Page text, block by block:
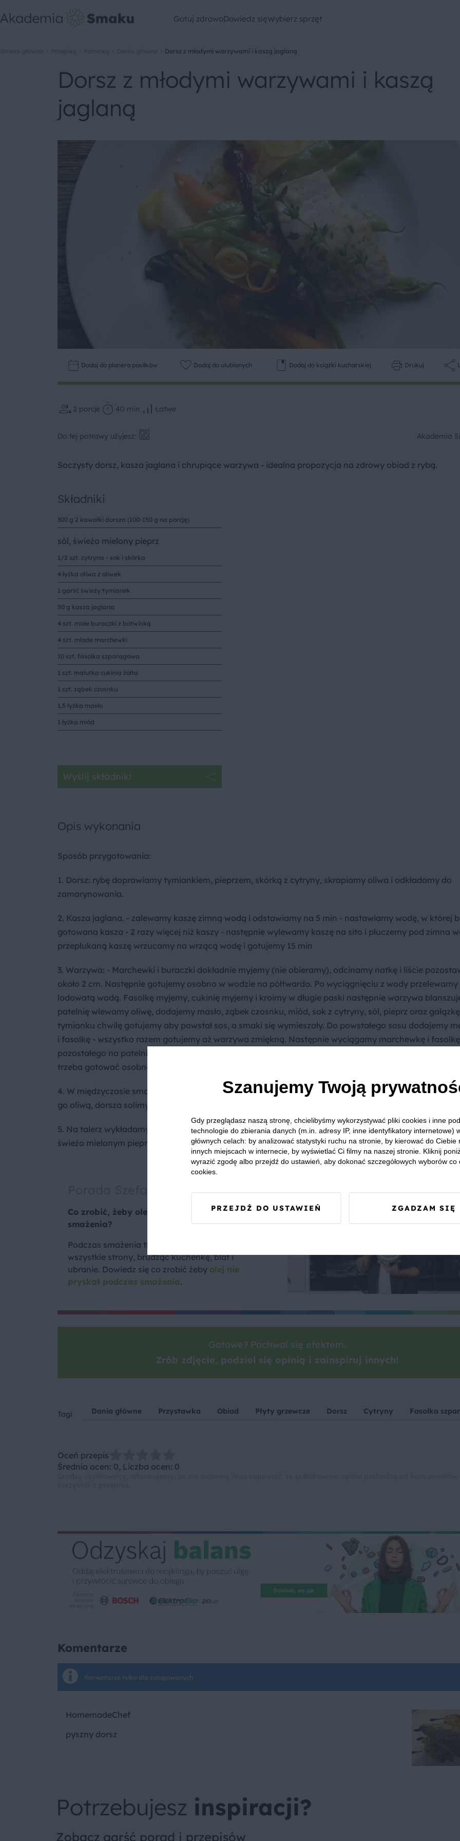
Gotuj zdrowoDowiedz sięWybierz sprzęt
Dorsz z młodymi warzywami i kaszą jaglaną
Dorsz z młodymi warzywami i kaszą
jaglaną
Dodaj do planera posiłków Dodaj do ulubionych Dodaj do książki kucharskiej Drukuj
2 porcje 40 min Łatwe
Do tej potrawy użyjesz: Akademia
Soczysty dorsz, kasza jaglana i chrupiące warzywa - idealna propozycja na zdrowy obiad z rybą.
Składniki
300 g 2 kawałki dorsza (100-150 g na porcję)
sól, świeżo mielony pieprz
1/2 szt. cytryna - sok i skórka
4 łyżka oliwa z oliwek
1 garść świeży tymianek
50 g kasza jaglana
4 szt. małe buraczki z botwinką
4 szt. młode marchewki
10 szt. fasolka szparagowa
1 szt. malutka cukinia żółta
1 szt. ząbek czosnku
1,5 łyżka masło
1 łyżka miód
Wyślij składniki
Opis wykonania
Sposób przygotowania:
1. Dorsz: rybę doprawiamy tymiankiem, pieprzem, skórką z cytryny, skrapiamy oliwa i odkładamy do
zamarynowania.
2. Kasza jaglana. - zalewamy kaszę zimną wodą i odstawiamy na 5 min - nastawiamy wodę, w której
gotowana kasza - 2 razy więcej niż kaszy - następnie wylewamy kaszę na sito i płuczemy pod zimna
przepłukaną kaszę wrzucamy na wrzącą wodę i gotujemy 15 min
3. Warzywa: - Marchewki i buraczki dokładnie myjemy (nie obieramy), odcinamy natkę i liście
około 2 cm. Następnie gotujemy osobno w wodzie na półtwardo. Po wyciągnięciu z wody przelewamy
lodowatą wodą. Fasolkę myjemy, cukinię myjemy i kroimy w długie paski następnie warzywa
patelnię wlewamy oliwę, dodajemy masło, ząbek czosnku, miód, sok z cytryny, sól, pieprz oraz gałązkę
tymianku chwilę gotujemy aby powstał sos, a smaki się wymieszały. Do powstałego sosu dodajemy
i fasolkę - wszystko razem gotujemy aż warzywa zmiękną. Następnie wyciągamy marchewkę i
pozostałego na patelni sosu wrzucamy podgotowane buraczki - gotujemy w sosie do miękkości
trzeba gotować osobno aby nie zafarbowały pozostałych warzyw).
4. W międzyczasie smażymy dorsza: na rozgrzaną patelnię układamy kawałek papieru do pieczenia
go oliwą, dorsza solimy i kładziemy na papierze, smażymy z obu stron po 2-3 min.
5. Na talerz wykładamy kaszę, układamy warzywa, dorsza, dekorujemy gałązką tymianku, listkami
świeżo mielonym pieprzem i skórką z cytryny. Smacznego!
Co zrobić, żeby olej nie pryskał podczas
smażenia?
Podczas smażenia tłuszcz często pryska na
wszystkie strony, brudząc kuchenkę, blat i
ubranie. Dowiedz się co zrobić żeby olej nie
pryskał podczas smażenia.
Gotowe? Pochwal się efektem.
Zrób zdjęcie, podziel się opinią i zainspiruj innych!
Tagi Dania główne Przystawka Obiad Płyty grzewcze Dorsz Cytryny Fasolka
Oceń przepis
Średnia ocen: 0, Liczba ocen: 0
Komentarze
Komentarze tylko dla zalogowanych
HomemadeChef
pyszny dorsz
Potrzebujesz inspiracji?
Zobacz garść porad i przepisów
Szanujemy Twoją
Gdy przeglądasz naszą stronę, chcielibyśmy wykorzystywać pliki cookies i inne
technologie do zbierania danych (m.in. adresy IP, inne identyfikatory internetowe)
głównych celach: by analizować statystyki ruchu na stronie, by kierować do Ciebie
innych miejscach w internecie, by wyświetlać Ci filmy na naszej stronie. Kliknij
wyrazić zgodę albo przejdź do ustawień, aby dokonać szczegółowych wyborów co
cookies.
PRZEJDŹ DO USTAWIEŃ ZGADZAM SIĘ